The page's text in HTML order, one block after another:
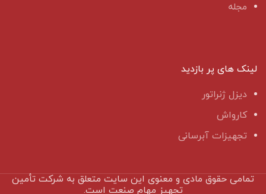
مجله
لینک های پر بازدید
دیزل ژنراتور
کارواش
تجهیزات آبرسانی
تمامی حقوق مادی و معنوی این سایت متعلق به شرکت تأمین
تجهیز مهام صنعت است.